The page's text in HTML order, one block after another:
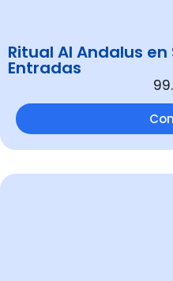
Ritual Al Andalus en
Entradas